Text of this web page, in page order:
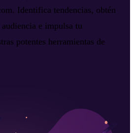
Identifica tendencias, obtén
e impulsa tu
potentes herramientas de